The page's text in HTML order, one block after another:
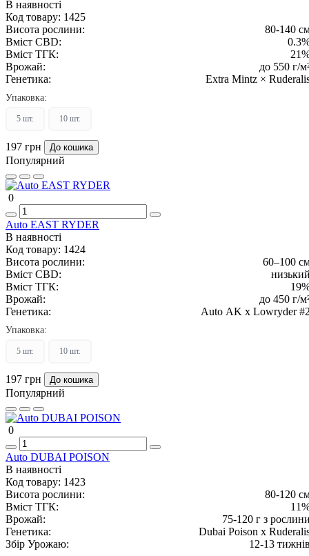
В наявності
Код товару: 1425
Висота рослини:
80-140
Вміст CBD:
Вміст ТГК:
Врожай:
до 550 г/
Генетика:
Extra Mintz ×
Упаковка:
5 шт. 10 шт.
197 грн До кошика
Популярний
0
Auto EAST RYDER
В наявності
Код товару: 1424
Висота рослини:
60–100
Вміст CBD:
Вміст ТГК:
Врожай:
до 450 г/
Генетика:
Auto AK x Lowryder
Упаковка:
5 шт. 10 шт.
197 грн До кошика
Популярний
0
Auto DUBAI POISON
В наявності
Код товару: 1423
Висота рослини:
80-120
Вміст ТГК:
Врожай:
75-120 г з
Генетика:
Dubai Poison x
Збір Урожаю:
12-13